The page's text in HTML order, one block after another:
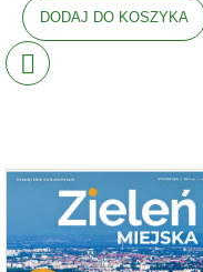
DODAJ DO KOSZYKA